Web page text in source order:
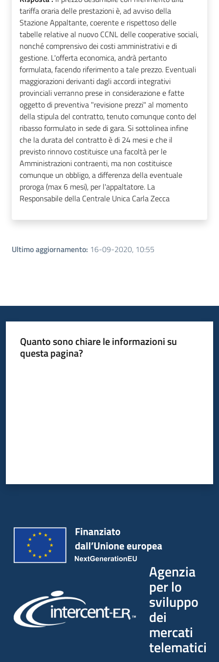
tariffa oraria delle prestazioni è, ad avviso della
Stazione Appaltante, coerente e rispettoso delle
tabelle relative al nuovo CCNL delle cooperative sociali,
nonché comprensivo dei costi amministrativi e di
gestione. L'offerta economica, andrà pertanto
formulata, facendo riferimento a tale prezzo. Eventuali
maggiorazioni derivanti dagli accordi integrativi
provinciali verranno prese in considerazione e fatte
oggetto di preventiva "revisione prezzi" al momento
della stipula del contratto, tenuto comunque conto del
ribasso formulato in sede di gara. Si sottolinea infine
che la durata del contratto è di 24 mesi e che il
previsto rinnovo costituisce una facoltà per le
Amministrazioni contraenti, ma non costituisce
comunque un obbligo, a differenza della eventuale
proroga (max 6 mesi), per l'appaltatore. La
Responsabile della Centrale Unica Carla Zecca
Ultimo aggiornamento: 16-09-2020, 10:55
Quanto sono chiare le informazioni su
questa pagina?
Agenzia
per lo
sviluppo
dei
mercati
telematici